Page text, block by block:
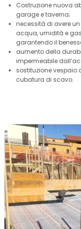
Costruzione nuova
garage e taverna;
necessità di avere
acqua, umidità e
garantendo il
aumento della
impermeabile
sostituzione vespaio
cubatura di scavo.